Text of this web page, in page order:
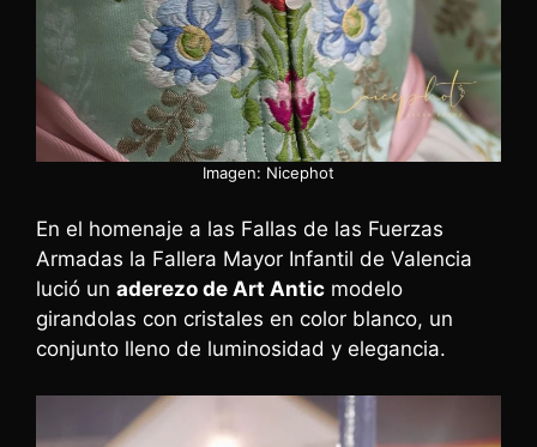
Imagen: Nicephot
En el homenaje a las Fallas de las Fuerzas
Armadas la Fallera Mayor Infantil de Valencia
lució un aderezo de Art Antic modelo
girandolas con cristales en color blanco, un
conjunto lleno de luminosidad y elegancia.